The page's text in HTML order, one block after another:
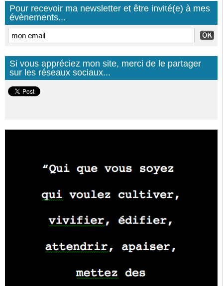
Pour recevoir ma newsletter et être invité(e) à mes
évènements...
Si vous appréciez mon site, merci de le partager
sur les réseaux sociaux...